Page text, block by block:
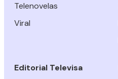
Telenovelas
Viral
Editorial Televisa